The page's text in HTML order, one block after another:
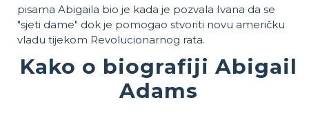
pisama Abigaila bio je kada je pozvala Ivana da se
"sjeti dame" dok je pomogao stvoriti novu američku
vladu tijekom Revolucionarnog rata.
Kako o biografiji Abigail
Adams